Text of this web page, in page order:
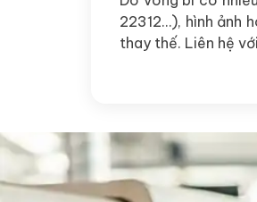
22312…), hình ảnh
thay thế. Liên hệ